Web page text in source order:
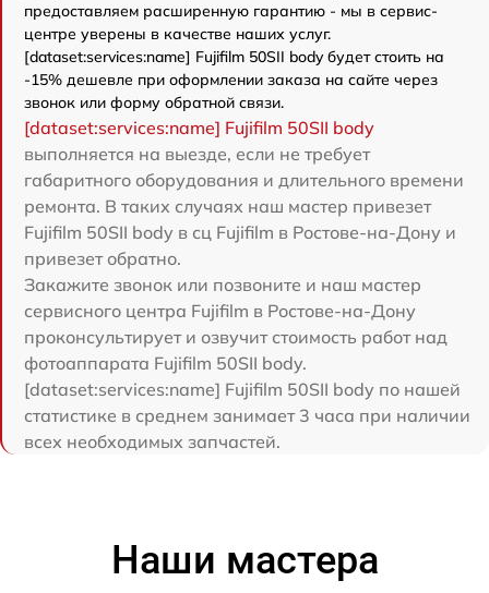
предоставляем расширенную гарантию - мы в сервис-
центре уверены в качестве наших услуг.
[dataset:services:name] Fujifilm 50SII body будет стоить на
-15% дешевле при оформлении заказа на сайте через
звонок или форму обратной связи.
[dataset:services:name] Fujifilm 50SII body
выполняется на выезде, если не требует
габаритного оборудования и длительного времени
ремонта. В таких случаях наш мастер привезет
Fujifilm 50SII body в сц Fujifilm в Ростове-на-Дону и
привезет обратно.
Закажите звонок или позвоните и наш мастер
сервисного центра Fujifilm в Ростове-на-Дону
проконсультирует и озвучит стоимость работ над
фотоаппарата Fujifilm 50SII body.
[dataset:services:name] Fujifilm 50SII body по нашей
статистике в среднем занимает 3 часа при наличии
всех необходимых запчастей.
Наши мастера